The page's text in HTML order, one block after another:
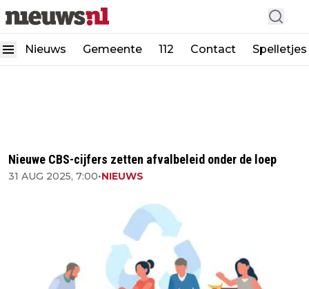
Nieuws Gemeente 112 Contact Spelletjes
Nieuwe CBS-cijfers zetten afvalbeleid onder de loep
31 AUG 2025, 7:00•NIEUWS